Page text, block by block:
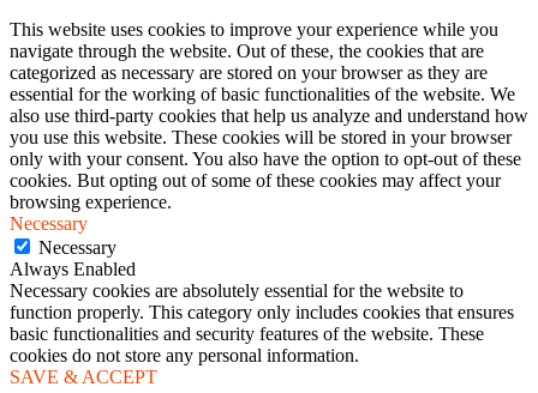
This website uses cookies to improve your experience while you
navigate through the website. Out of these, the cookies that are
categorized as necessary are stored on your browser as they are
essential for the working of basic functionalities of the website. We
also use third-party cookies that help us analyze and understand how
you use this website. These cookies will be stored in your browser
only with your consent. You also have the option to opt-out of these
cookies. But opting out of some of these cookies may affect your
browsing experience.
Necessary
Necessary
Always Enabled
Necessary cookies are absolutely essential for the website to
function properly. This category only includes cookies that ensures
basic functionalities and security features of the website. These
cookies do not store any personal information.
SAVE & ACCEPT